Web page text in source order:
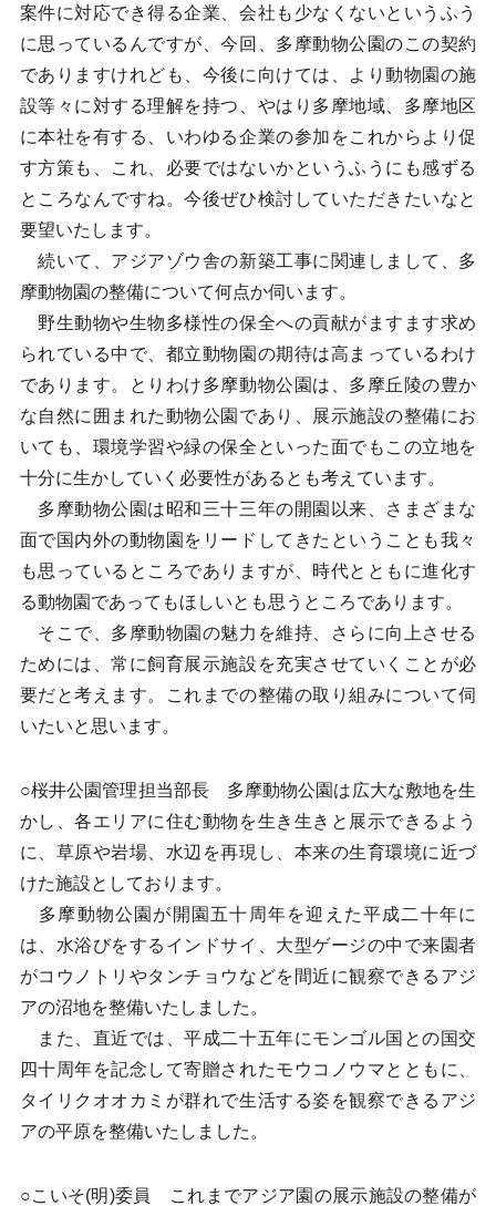
案件に対応でき得る企業、会社も少なくないというふう
に思っているんですが、今回、多摩動物公園のこの契約
でありますけれども、今後に向けては、より動物園の施
設等々に対する理解を持つ、やはり多摩地域、多摩地区
に本社を有する、いわゆる企業の参加をこれからより促
す方策も、これ、必要ではないかというふうにも感ずる
ところなんですね。今後ぜひ検討していただきたいなと
要望いたします。
続いて、アジアゾウ舎の新築工事に関連しまして、多
摩動物園の整備について何点か伺います。
野生動物や生物多様性の保全への貢献がますます求め
られている中で、都立動物園の期待は高まっているわけ
であります。とりわけ多摩動物公園は、多摩丘陵の豊か
な自然に囲まれた動物公園であり、展示施設の整備にお
いても、環境学習や緑の保全といった面でもこの立地を
十分に生かしていく必要性があるとも考えています。
多摩動物公園は昭和三十三年の開園以来、さまざまな
面で国内外の動物園をリードしてきたということも我々
も思っているところでありますが、時代とともに進化す
る動物園であってもほしいとも思うところであります。
そこで、多摩動物園の魅力を維持、さらに向上させる
ためには、常に飼育展示施設を充実させていくことが必
要だと考えます。これまでの整備の取り組みについて伺
いたいと思います。
○桜井公園管理担当部長 多摩動物公園は広大な敷地を生
かし、各エリアに住む動物を生き生きと展示できるよう
に、草原や岩場、水辺を再現し、本来の生育環境に近づ
けた施設としております。
多摩動物公園が開園五十周年を迎えた平成二十年に
は、水浴びをするインドサイ、大型ゲージの中で来園者
がコウノトリやタンチョウなどを間近に観察できるアジ
アの沼地を整備いたしました。
また、直近では、平成二十五年にモンゴル国との国交
四十周年を記念して寄贈されたモウコノウマとともに、
タイリクオオカミが群れで生活する姿を観察できるアジ
アの平原を整備いたしました。
○こいそ(明)委員 これまでアジア園の展示施設の整備が